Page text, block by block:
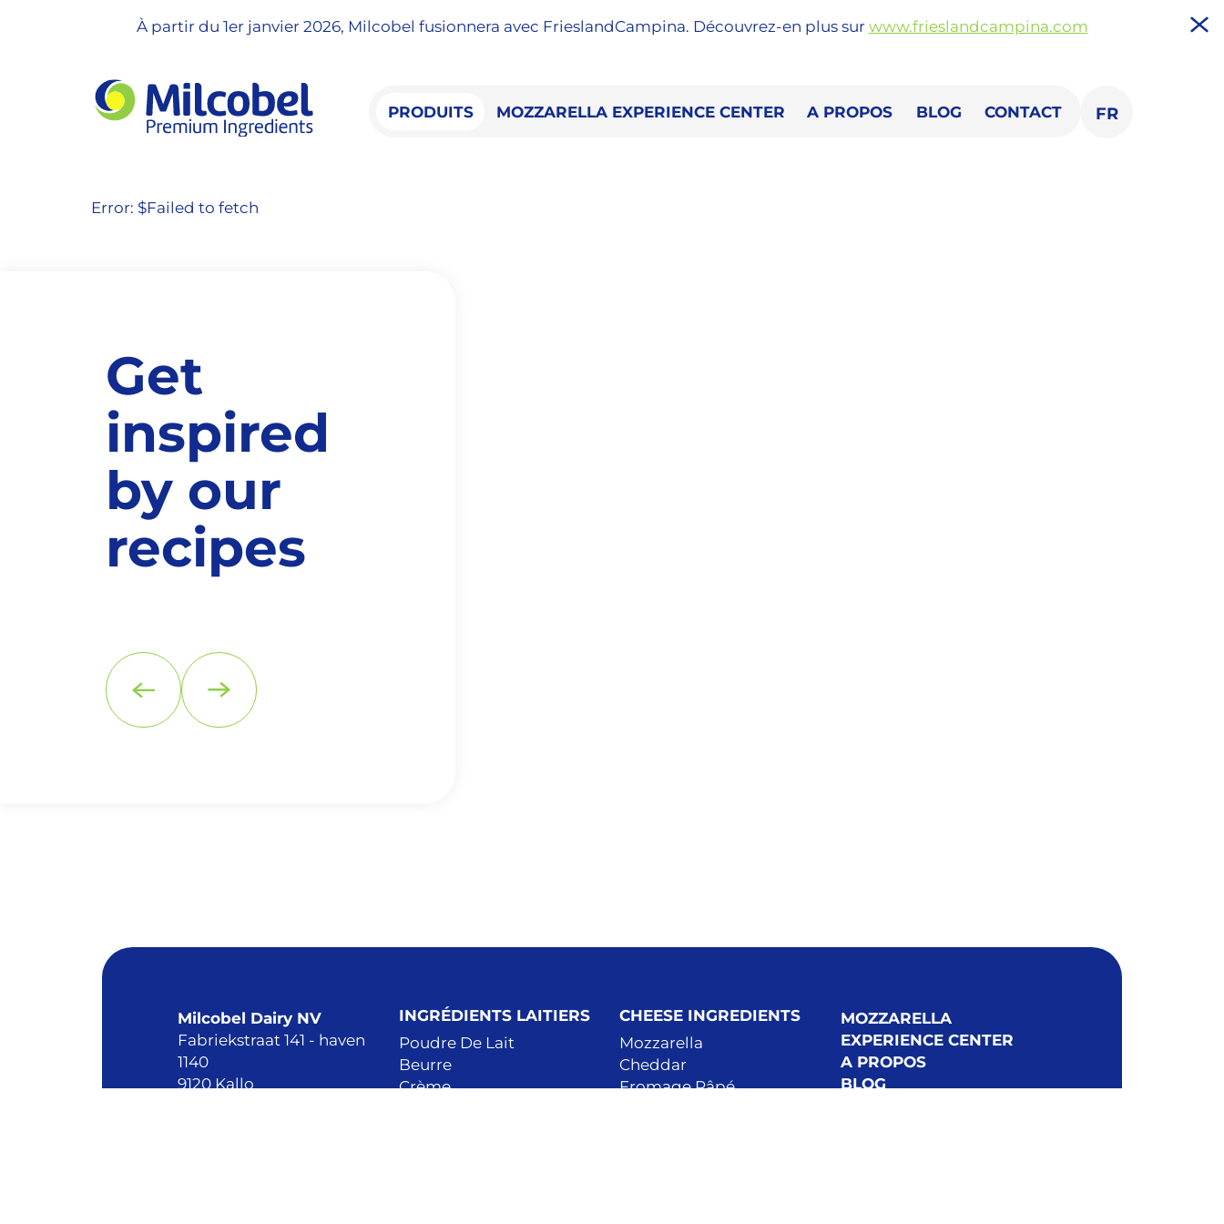
À partir du 1er janvier 2026, Milcobel fusionnera avec FrieslandCampina. Découvrez-en plus sur www.frieslandcampina.com
PRODUITS MOZZARELLA EXPERIENCE CENTER A PROPOS BLOG CONTACT
FR
Error: $Failed to fetch
Get
inspired
by our
recipes
Milcobel Dairy NV
Fabriekstraat 141 - haven
1140
9120 Kallo
INGRÉDIENTS LAITIERS
Poudre De Lait
Beurre
Crème
CHEESE INGREDIENTS
Mozzarella
Cheddar
Fromage Râpé
MOZZARELLA
EXPERIENCE CENTER
A PROPOS
BLOG